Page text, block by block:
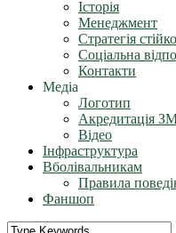
Історія
Менеджмент
Стратегія
Соціальна
Контакти
Медіа
Логотип
Акредитація
Відео
Інфраструктура
Вболівальникам
Правила
Фаншоп